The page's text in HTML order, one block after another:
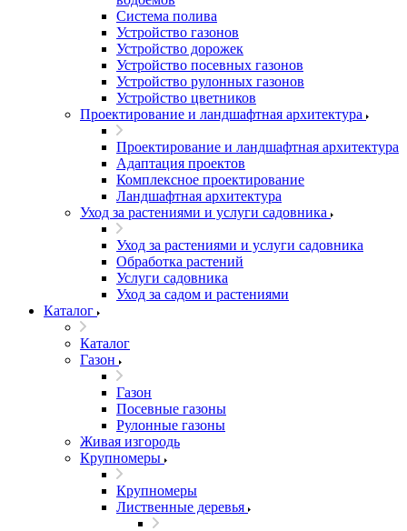
Система полива
Устройство газонов
Устройство дорожек
Устройство посевных газонов
Устройство рулонных газонов
Устройство цветников
Проектирование и ландшафтная архитектура
Проектирование и ландшафтная архитектура
Адаптация проектов
Комплексное проектирование
Ландшафтная архитектура
Уход за растениями и услуги садовника
Уход за растениями и услуги садовника
Обработка растений
Услуги садовника
Уход за садом и растениями
Каталог
Каталог
Газон
Газон
Посевные газоны
Рулонные газоны
Живая изгородь
Крупномеры
Крупномеры
Лиственные деревья